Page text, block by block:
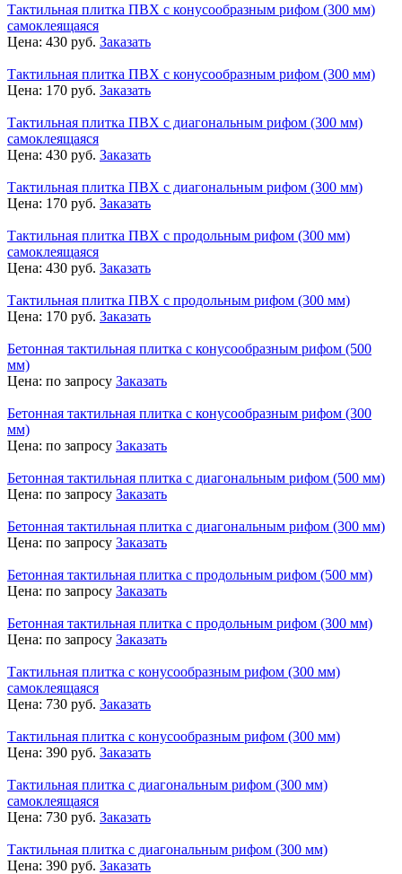
Тактильная плитка ПВХ с конусообразным рифом (300 мм)
самоклеящаяся
Цена: 430 руб. Заказать
Тактильная плитка ПВХ с конусообразным рифом (300 мм)
Цена: 170 руб. Заказать
Тактильная плитка ПВХ с диагональным рифом (300 мм)
самоклеящаяся
Цена: 430 руб. Заказать
Тактильная плитка ПВХ с диагональным рифом (300 мм)
Цена: 170 руб. Заказать
Тактильная плитка ПВХ с продольным рифом (300 мм)
самоклеящаяся
Цена: 430 руб. Заказать
Тактильная плитка ПВХ с продольным рифом (300 мм)
Цена: 170 руб. Заказать
Бетонная тактильная плитка с конусообразным рифом (500
мм)
Цена: по запросу Заказать
Бетонная тактильная плитка с конусообразным рифом (300
мм)
Цена: по запросу Заказать
Бетонная тактильная плитка с диагональным рифом (500 мм)
Цена: по запросу Заказать
Бетонная тактильная плитка с диагональным рифом (300 мм)
Цена: по запросу Заказать
Бетонная тактильная плитка с продольным рифом (500 мм)
Цена: по запросу Заказать
Бетонная тактильная плитка с продольным рифом (300 мм)
Цена: по запросу Заказать
Тактильная плитка с конусообразным рифом (300 мм)
самоклеящаяся
Цена: 730 руб. Заказать
Тактильная плитка с конусообразным рифом (300 мм)
Цена: 390 руб. Заказать
Тактильная плитка с диагональным рифом (300 мм)
самоклеящаяся
Цена: 730 руб. Заказать
Тактильная плитка с диагональным рифом (300 мм)
Цена: 390 руб. Заказать